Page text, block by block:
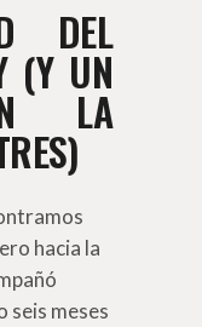
DEL
(Y UN
LA
hacia la
seis meses